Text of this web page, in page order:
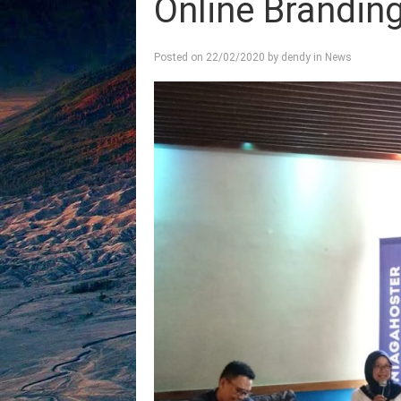
Online
Posted on 22/02/2020 by dendy in News